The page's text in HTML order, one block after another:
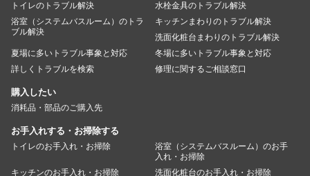
トイレのトラブル解決
水栓金具のトラブル解決
浴室（システムバスルーム）のトラ
ブル解決
キッチンまわりのトラブル解決
洗面化粧台まわりのトラブル解決
夏場に多いトラブル事象と対応
冬場に多いトラブル事象と対応
詳しくトラブルを検索
修理に関するご相談窓口
購入したい
消耗品・部品のご購入先
お手入れする・お掃除する
トイレのお手入れ・お掃除
浴室（システムバスルーム）のお手
入れ・お掃除
キッチンのお手入れ・お掃除
洗面化粧台のお手入れ・お掃除